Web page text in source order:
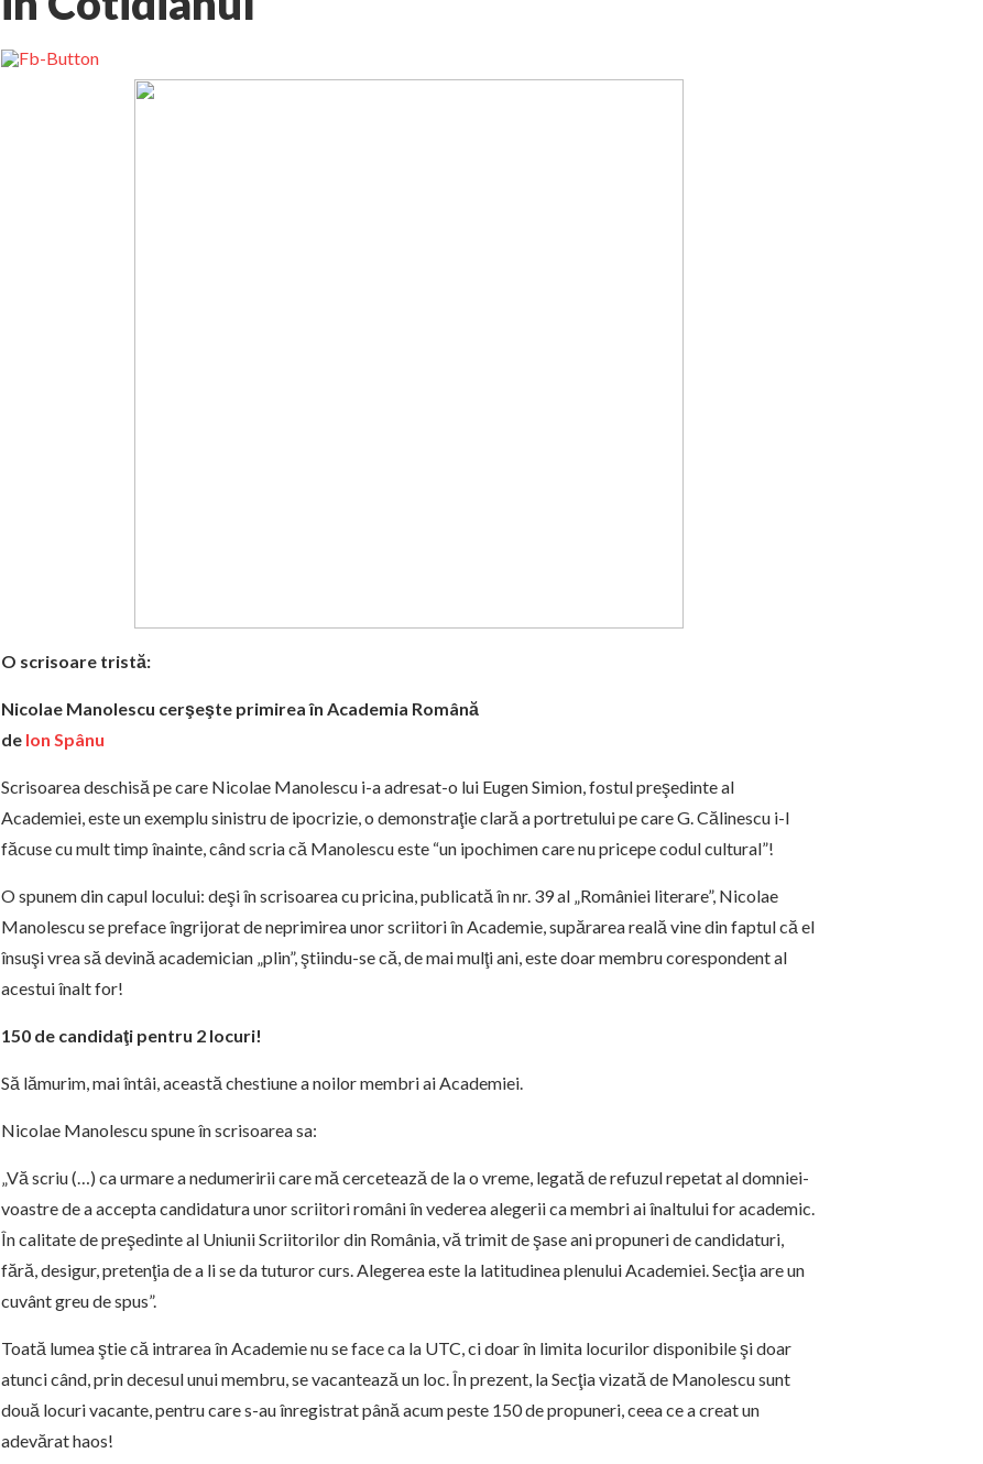
O scrisoare tristă:
Nicolae Manolescu cerşeşte primirea în Academia Română
de Ion Spânu
Scrisoarea deschisă pe care Nicolae Manolescu i-a adresat-o lui Eugen Simion, fostul preşedinte al
Academiei, este un exemplu sinistru de ipocrizie, o demonstraţie clară a portretului pe care G. Călinescu i-l
făcuse cu mult timp înainte, când scria că Manolescu este “un ipochimen care nu pricepe codul cultural”!
O spunem din capul locului: deşi în scrisoarea cu pricina, publicată în nr. 39 al „României literare”, Nicolae
Manolescu se preface îngrijorat de neprimirea unor scriitori în Academie, supărarea reală vine din faptul că el
însuşi vrea să devină academician „plin”, ştiindu-se că, de mai mulţi ani, este doar membru corespondent al
acestui înalt for!
150 de candidaţi pentru 2 locuri!
Să lămurim, mai întâi, această chestiune a noilor membri ai Academiei.
Nicolae Manolescu spune în scrisoarea sa:
„Vă scriu (…) ca urmare a nedumeririi care mă cercetează de la o vreme, legată de refuzul repetat al domniei-
voastre de a accepta candidatura unor scriitori români în vederea alegerii ca membri ai înaltului for academic.
În calitate de preşedinte al Uniunii Scriitorilor din România, vă trimit de şase ani propuneri de candidaturi,
fără, desigur, pretenţia de a li se da tuturor curs. Alegerea este la latitudinea plenului Academiei. Secţia are un
cuvânt greu de spus”.
Toată lumea ştie că intrarea în Academie nu se face ca la UTC, ci doar în limita locurilor disponibile şi doar
atunci când, prin decesul unui membru, se vacantează un loc. În prezent, la Secţia vizată de Manolescu sunt
două locuri vacante, pentru care s-au înregistrat până acum peste 150 de propuneri, ceea ce a creat un
adevărat haos!